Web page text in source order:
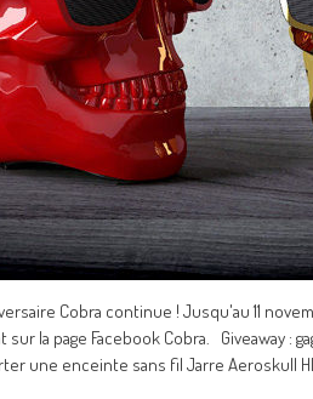
Cobra continue ! Jusqu'au 11
sur la page Facebook Cobra. Giveaway :
une enceinte sans fil Jarre Aeroskull